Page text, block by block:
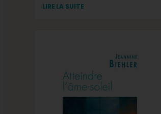
LIRE LA SUITE